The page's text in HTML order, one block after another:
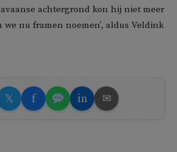
achtergrond kon hij niet meer
nu framen noemen’, aldus Veldink
𝕏 f in ✉